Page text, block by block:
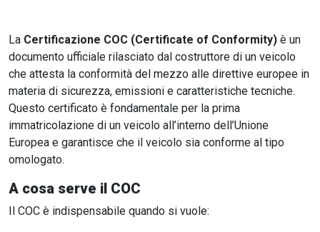
La Certificazione COC (Certificate of Conformity) è un
documento ufficiale rilasciato dal costruttore di un veicolo
che attesta la conformità del mezzo alle direttive europee in
materia di sicurezza, emissioni e caratteristiche tecniche.
Questo certificato è fondamentale per la prima
immatricolazione di un veicolo all’interno dell’Unione
Europea e garantisce che il veicolo sia conforme al tipo
omologato.
A cosa serve il COC
Il COC è indispensabile quando si vuole: